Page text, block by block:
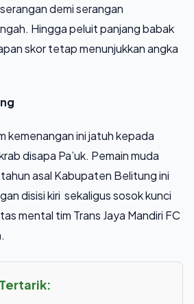
demi serangan
Hingga peluit panjang babak
skor tetap menunjukkan angka
kemenangan ini jatuh kepada
disapa Pa’uk. Pemain muda
asal Kabupaten Belitung ini
disisi kiri sekaligus sosok kunci
mental tim Trans Jaya Mandiri FC